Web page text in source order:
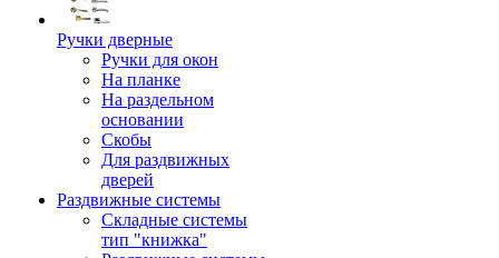
Ручки дверные
Ручки для окон
На планке
На раздельном
основании
Скобы
Для раздвижных
дверей
Раздвижные системы
Складные системы
тип "книжка"